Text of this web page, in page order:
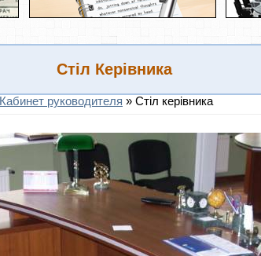
Стіл Керівника
Кабинет руководителя » Стіл керівника